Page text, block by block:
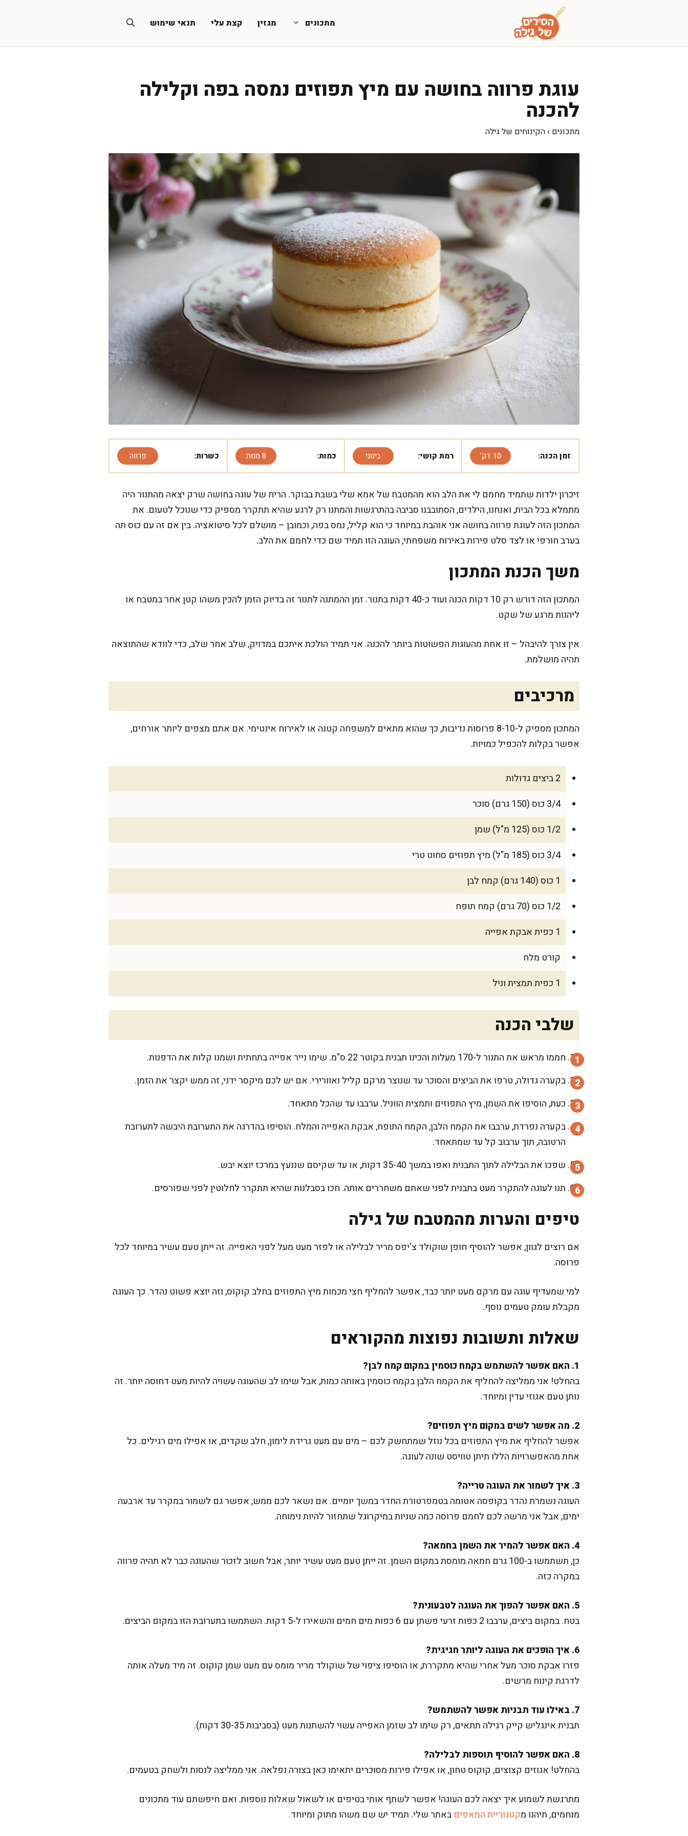
מתכונים מגזין קצת עלי תנאי שימוש
עוגת פרווה בחושה עם מיץ תפוזים נמסה בפה וקלילה
להכנה
מתכונים › הקינוחים של גילה
זמן הכנה: 10 דק' רמת קושי: בינוני כמות: 8 מנות כשרות: פרווה
זיכרון ילדות שתמיד מחמם לי את הלב הוא מהמטבח של אמא שלי בשבת בבוקר. הריח של עוגה בחושה שרק יצאה מהתנור היה
מתמלא בכל הבית, ואנחנו, הילדים, הסתובבנו סביבה בהתרגשות והמתנו רק לרגע שהיא תתקרר מספיק כדי שנוכל לטעום. את
המתכון הזה לעוגת פרווה בחושה אני אוהבת במיוחד כי הוא קליל, נמס בפה, וכמובן – מושלם לכל סיטואציה. בין אם זה עם כוס תה
בערב חורפי או לצד סלט פירות באירוח משפחתי, העוגה הזו תמיד שם כדי לחמם את הלב.
משך הכנת המתכון
המתכון הזה דורש רק 10 דקות הכנה ועוד כ-40 דקות בתנור. זמן ההמתנה לתנור זה בדיוק הזמן להכין משהו קטן אחר במטבח או
ליהנות מרגע של שקט.
אין צורך להיבהל – זו אחת מהעוגות הפשוטות ביותר להכנה. אני תמיד הולכת איתכם במדויק, שלב אחר שלב, כדי לוודא שהתוצאה
תהיה מושלמת.
מרכיבים
המתכון מספיק ל-8-10 פרוסות נדיבות, כך שהוא מתאים למשפחה קטנה או לאירוח אינטימי. אם אתם מצפים ליותר אורחים,
אפשר בקלות להכפיל כמויות.
2 ביצים גדולות
3/4 כוס (150 גרם) סוכר
1/2 כוס (125 מ"ל) שמן
3/4 כוס (185 מ"ל) מיץ תפוזים סחוט טרי
1 כוס (140 גרם) קמח לבן
1/2 כוס (70 גרם) קמח תופח
1 כפית אבקת אפייה
קורט מלח
1 כפית תמצית וניל
שלבי הכנה
חממו מראש את התנור ל-170 מעלות והכינו תבנית בקוטר 22 ס"מ. שימו נייר אפייה בתחתית ושמנו קלות את הדפנות.
בקערה גדולה, טרפו את הביצים והסוכר עד שנוצר מרקם קליל ואוורירי. אם יש לכם מיקסר ידני, זה ממש יקצר את הזמן.
כעת, הוסיפו את השמן, מיץ התפוזים ותמצית הווניל. ערבבו עד שהכל מתאחד.
בקערה נפרדת, ערבבו את הקמח הלבן, הקמח התופח, אבקת האפייה והמלח. הוסיפו בהדרגה את התערובת היבשה לתערובת
הרטובה, תוך ערבוב קל עד שמתאחד.
שפכו את הבלילה לתוך התבנית ואפו במשך 35-40 דקות, או עד שקיסם שננעץ במרכז יוצא יבש.
תנו לעוגה להתקרר מעט בתבנית לפני שאתם משחררים אותה. חכו בסבלנות שהיא תתקרר לחלוטין לפני שפורסים.
טיפים והערות מהמטבח של גילה
אם רוצים לגוון, אפשר להוסיף חופן שוקולד צ'יפס מריר לבלילה או לפזר מעט מעל לפני האפייה. זה ייתן טעם עשיר במיוחד לכל
פרוסה.
למי שמעדיף עוגה עם מרקם מעט יותר כבד, אפשר להחליף חצי מכמות מיץ התפוזים בחלב קוקוס, וזה יוצא פשוט נהדר. כך העוגה
מקבלת עומק טעמים נוסף.
שאלות ותשובות נפוצות מהקוראים
1. האם אפשר להשתמש בקמח כוסמין במקום קמח לבן?
בהחלט! אני ממליצה להחליף את הקמח הלבן בקמח כוסמין באותה כמות, אבל שימו לב שהעוגה עשויה להיות מעט דחוסה יותר. זה
נותן טעם אגוזי עדין ומיוחד.
2. מה אפשר לשים במקום מיץ תפוזים?
אפשר להחליף את מיץ התפוזים בכל נוזל שמתחשק לכם – מים עם מעט גרידת לימון, חלב שקדים, או אפילו מים רגילים. כל
אחת מהאפשרויות הללו תיתן טוויסט שונה לעוגה.
3. איך לשמור את העוגה טרייה?
העוגה נשמרת נהדר בקופסה אטומה בטמפרטורת החדר במשך יומיים. אם נשאר לכם ממש, אפשר גם לשמור במקרר עד ארבעה
ימים, אבל אני מרשה לכם לחמם פרוסה כמה שניות במיקרוגל שתחזור להיות נימוחה.
4. האם אפשר להמיר את השמן בחמאה?
כן, תשתמשו ב-100 גרם חמאה מומסת במקום השמן. זה ייתן טעם מעט עשיר יותר, אבל חשוב לזכור שהעוגה כבר לא תהיה פרווה
במקרה כזה.
5. האם אפשר להפוך את העוגה לטבעונית?
בטח. במקום ביצים, ערבבו 2 כפות זרעי פשתן עם 6 כפות מים חמים והשאירו ל-5 דקות. השתמשו בתערובת הזו במקום הביצים.
6. איך הופכים את העוגה ליותר חגיגית?
פזרו אבקת סוכר מעל אחרי שהיא מתקררת, או הוסיפו ציפוי של שוקולד מריר מומס עם מעט שמן קוקוס. זה מיד מעלה אותה
לדרגת קינוח מרשים.
7. באילו עוד תבניות אפשר להשתמש?
תבנית אינגליש קייק רגילה תתאים, רק שימו לב שזמן האפייה עשוי להשתנות מעט (בסביבות 30-35 דקות).
8. האם אפשר להוסיף תוספות לבלילה?
בהחלט! אגוזים קצוצים, קוקוס טחון, או אפילו פירות מסוכרים יתאימו כאן בצורה נפלאה. אני ממליצה לנסות ולשחק בטעמים.
מתרגשת לשמוע איך יצאה לכם העוגה! אפשר לשתף אותי בטיפים או לשאול שאלות נוספות. ואם חיפשתם עוד מתכונים
מנחמים, תיהנו מקטגוריית המאפים באתר שלי. תמיד יש שם משהו מתוק ומיוחד.